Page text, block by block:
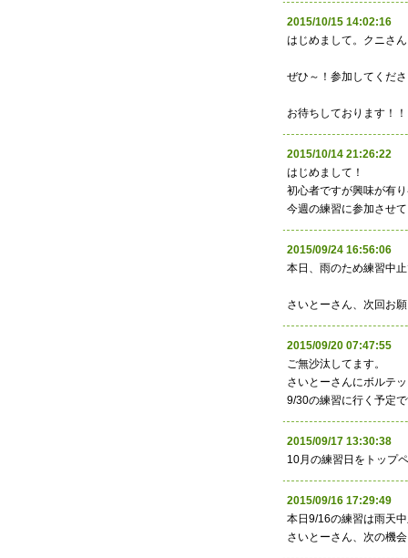
2015/10/15 14:02:16
はじめまして。クニさ
ぜひ～！参加してくだ
お待ちしております！！
2015/10/14
はじめまして！
初心者ですが興味が有
今週の練習に参加させ
2015/09/24 16:56:06
本日、雨のため練習中
さいとーさん、次回お
2015/09/20 07:47:55
ご無沙汰してます。
さいとーさんにボルテ
9/30の練習に行く予定
2015/09/17 13:30:38
10月の練習日をトップ
2015/09/16
本日9/16の練習は雨天
さいとーさん、次の機